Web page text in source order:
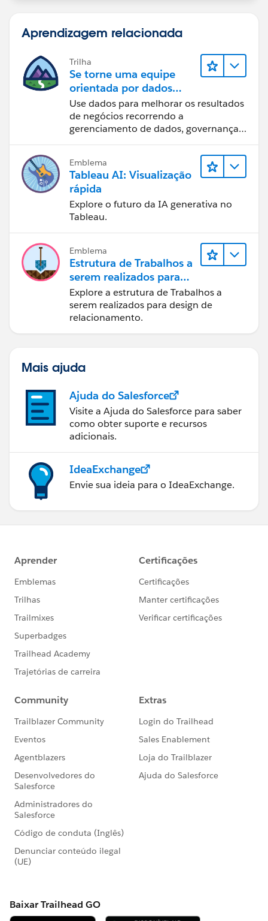
Aprendizagem relacionada
Trilha
Se torne uma equipe
orientada por dados
usando o Tableau
Use dados para melhorar os resultados
de negócios recorrendo a
gerenciamento de dados, governança
de dados, narrativa baseada em dados
e colaboração.
Emblema
Tableau AI: Visualização
rápida
Explore o futuro da IA generativa no
Tableau.
Emblema
Estrutura de Trabalhos a
serem realizados para
designers
Explore a estrutura de Trabalhos a
serem realizados para design de
relacionamento.
Mais ajuda
Ajuda do Salesforce
Visite a Ajuda do Salesforce para saber
como obter suporte e recursos
adicionais.
IdeaExchange
Envie sua ideia para o IdeaExchange.